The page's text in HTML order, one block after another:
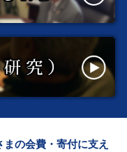
の会費・寄付に支え